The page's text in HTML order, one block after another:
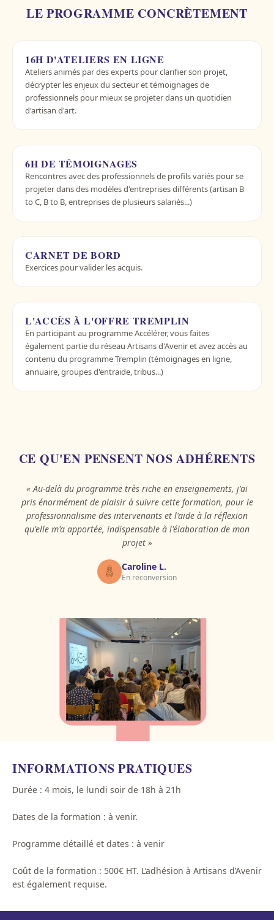
LE PROGRAMME CONCRÈTEMENT
16H D'ATELIERS EN LIGNE
Ateliers animés par des experts pour clarifier son projet,
décrypter les enjeux du secteur et témoignages de
professionnels pour mieux se projeter dans un quotidien
d'artisan d'art.
6H DE TÉMOIGNAGES
Rencontres avec des professionnels de profils variés pour se
projeter dans des modèles d'entreprises différents (artisan B
to C, B to B, entreprises de plusieurs salariés...)
CARNET DE BORD
Exercices pour valider les acquis.
L'ACCÈS À L'OFFRE TREMPLIN
En participant au programme Accélérer, vous faites
également partie du réseau Artisans d'Avenir et avez accès au
contenu du programme Tremplin (témoignages en ligne,
annuaire, groupes d'entraide, tribus...)
CE QU'EN PENSENT NOS ADHÉRENTS
«Au-delà du programme très riche en enseignements, j'ai
pris énormément de plaisir à suivre cette formation, pour le
professionnalisme des intervenants et l'aide à la réflexion
qu'elle m'a apportée, indispensable à l'élaboration de mon
projet»
Caroline L.
En reconversion
INFORMATIONS PRATIQUES
Durée : 4 mois, le lundi soir de 18h à 21h
Dates de la formation : à venir.
Programme détaillé et dates : à venir
Coût de la formation : 500€ HT. L’adhésion à Artisans d’Avenir
est également requise.